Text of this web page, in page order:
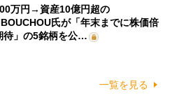
万円→資産10億円超の
氏が「年末までに株価倍
待」の5銘柄を公…
一覧を見る